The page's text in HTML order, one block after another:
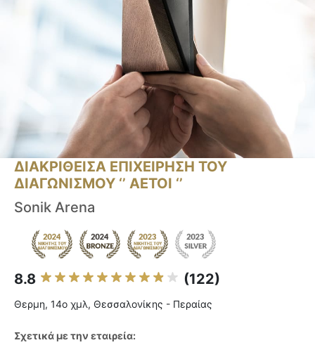
ΔΙΑΚΡΙΘΕΙΣΑ ΕΠΙΧΕΙΡΗΣΗ ΤΟΥ
ΔΙΑΓΩΝΙΣΜΟΥ ‘’ ΑΕΤΟΙ ‘’
Sonik Arena
8.8 (122)
Θερμη, 14ο χμλ, Θεσσαλονίκης - Περαίας
Σχετικά με την εταιρεία: